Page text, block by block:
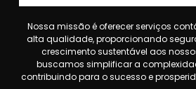
Nossa missão é oferecer serviços
alta qualidade, proporcionando
crescimento sustentável aos
buscamos simplificar a
contribuindo para o sucesso e